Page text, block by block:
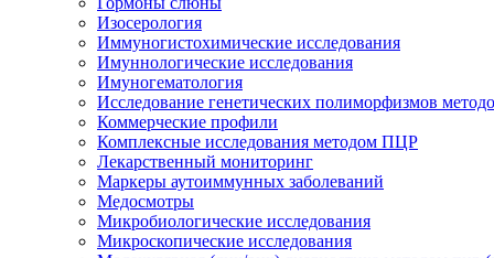
Изосерология
Иммуногистохимические исследования
Имуннологические исследования
Имуногематология
Исследование генетических полиморфизмов
Коммерческие профили
Комплексные исследования методом ПЦР
Лекарственный мониторинг
Маркеры аутоиммунных заболеваний
Медосмотры
Микробиологические исследования
Микроскопические исследования